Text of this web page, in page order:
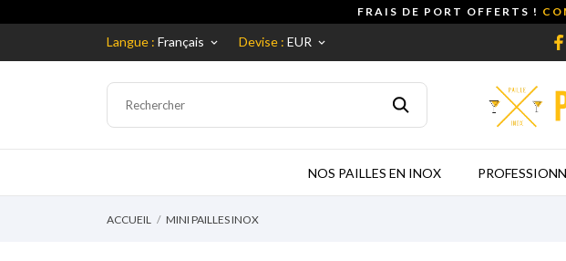
FRAIS DE PORT OFFERTS !
Langue : Français keyboard_arrow_down Devise : EUR keyboard_arrow_down
NOS PAILLES EN INOX
ACCUEIL MINI PAILLES INOX